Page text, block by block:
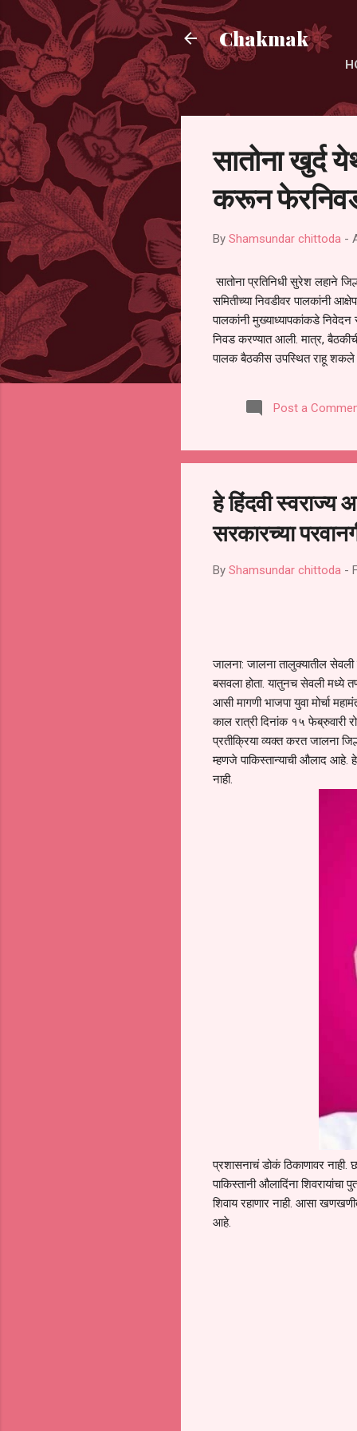
Chakmak
सातोना खुर्द
करून
By Shamsundar chittoda -
सातोना प्रतिनिधी सुरेश लहाने
समितीच्या निवडीवर पालकांनी
पालकांनी मुख्याध्यापकांकडे
निवड करण्यात आली. मात्र,
पालक बैठकीस उपस्थित राहू शकले
समितीची फेरनिवडणूक घेण्यात
जालना तसेच तालुका शिक्षण
Post a
हे हिंदवी स्वराज्य
सरकारच्या
By Shamsundar chittoda -
जालना: जालना तालुक्यातील सेवली
बसवला होता. यातुनच सेवली मध्ये
आसी मागणी भाजपा युवा मोर्चा
काल रात्री दिनांक १५ फेब्रुवारी
प्रतीक्रिया व्यक्त करत जालना
म्हणजे पाकिस्तान्याची औलाद आहे.
नाही.
प्रशासनाचं डोकं ठिकाणावर
पाकिस्तानी औलादिंना शिवरायांचा
शिवाय रहाणार नाही. आसा
आहे.